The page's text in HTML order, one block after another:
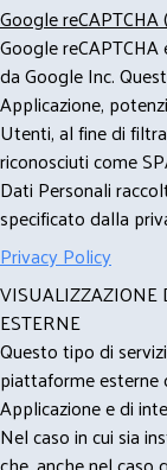
Google reCAPTCHA
Google
da Google Inc.
Applicazione,
Utenti, al fine di
riconosciuti come
Dati Personali
specificato dalla
Privacy Policy
VISUALIZZAZIONE
ESTERNE
Questo tipo di
piattaforme
Applicazione e di
Nel caso in cui sia